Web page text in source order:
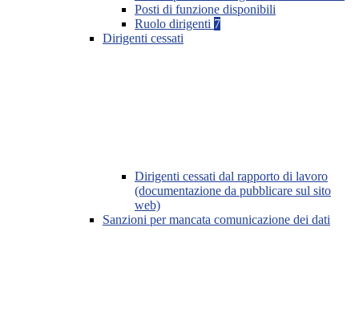
Posti di funzione disponibili
Ruolo dirigenti 7
Dirigenti cessati
Dirigenti cessati dal rapporto di lavoro
(documentazione da pubblicare sul sito
web)
Sanzioni per mancata comunicazione dei dati